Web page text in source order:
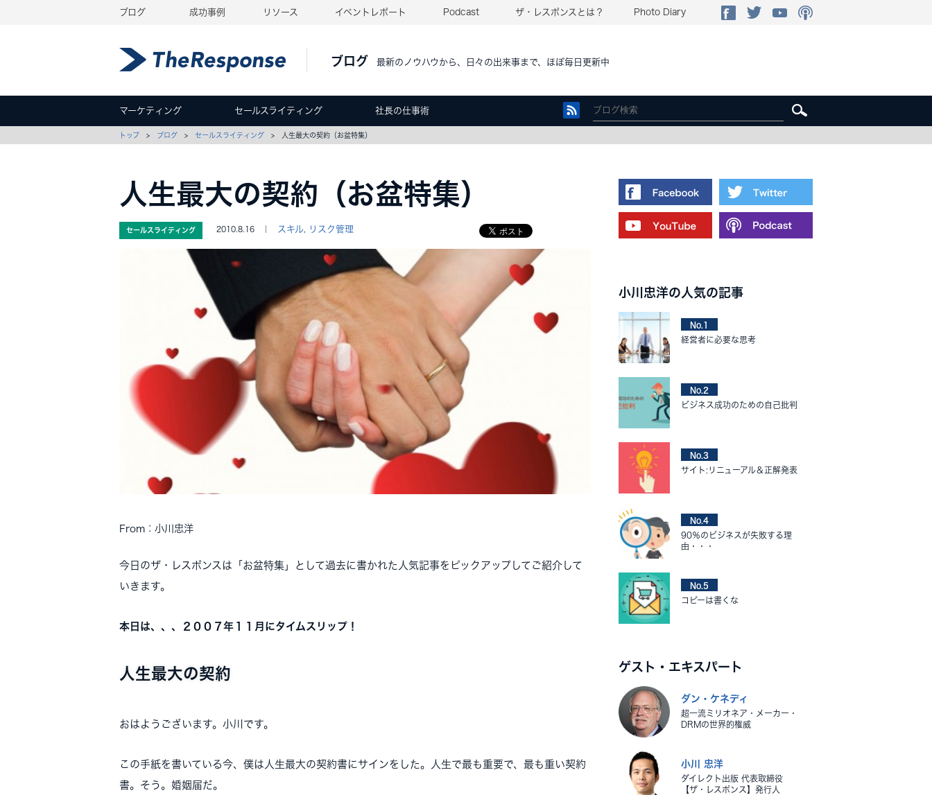
ブログ 成功事例 リソース イベントレポート Podcast ザ・レスポンスとは？ Photo Diary
ブログ 最新のノウハウから、日々の出来事まで、ほぼ毎日更新中
マーケティング セールスライティング 社長の仕事術
トップ > ブログ > セールスライティング > 人生最大の契約（お盆特集）
人生最大の契約（お盆特集）
セールスライティング 2010.8.16 ｜ スキル リスク管理
From：小川忠洋
今日のザ・レスポンスは「お盆特集」として過去に書かれた人気記事をピックアップしてご紹介して
いきます。
本日は、、、２００７年１１月にタイムスリップ！
人生最大の契約
おはようございます。小川です。
この手紙を書いている今、僕は人生最大の契約書にサインをした。人生で最も重要で、最も重い契約
書。そう。婚姻届だ。
小川忠洋の人気の記事
No.1
経営者に必要な思考
No.2
ビジネス成功のための自己批判
No.3
サイト:リニューアル＆正解発表
No.4
90％のビジネスが失敗する理
由・・・
No.5
コピーは書くな
ゲスト・エキスパート
ダン・ケネディ
超一流ミリオネア・メーカー・
DRMの世界的権威
小川 忠洋
ダイレクト出版 代表取締役
【ザ・レスポンス】発行人